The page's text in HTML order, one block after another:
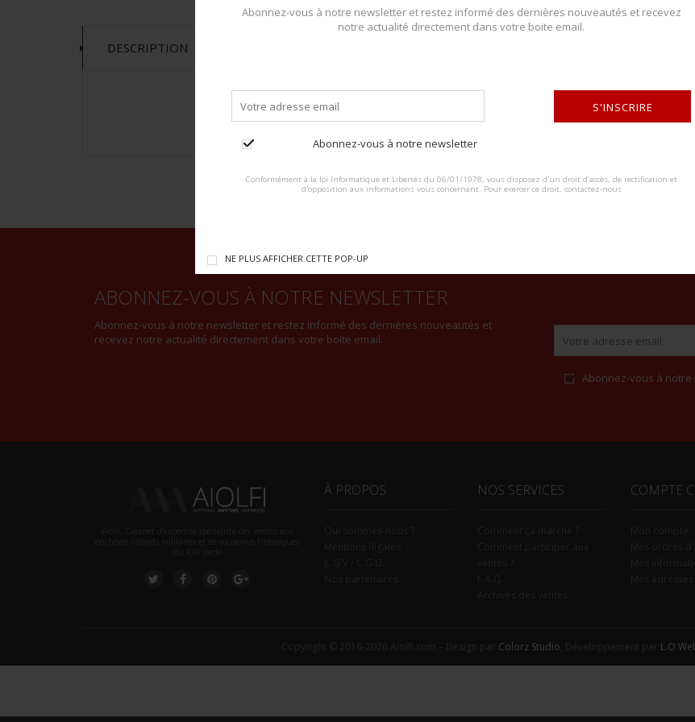
Abonnez-vous à notre newsletter et restez informé des dernières nouveautés et recevez
notre actualité directement dans votre boite email.
Abonnez-vous à notre newsletter
S'INSCRIRE
Conformément à la loi Informatique et Libertés du 06/01/1978, vous disposez d'un droit d'accès, de rectification et
d'opposition aux informations vous concernant. Pour exercer ce droit, contactez-nous
NE PLUS AFFICHER CETTE POP-UP
DESCRIPTION
Comprenant un patch de la 101ème Airborne, deux patch de la
Ira Green Inc G23. Un patch de la 11ème Airborne. Un patch de
ABONNEZ-VOUS À NOTRE NEWSLETTER
Abonnez-vous à notre newsletter et restez informé des dernières nouveautés et
recevez notre actualité directement dans votre boite email.
Abonnez-vous à
À PROPOS NOS SERVICES COMPTE
Colorz Studio